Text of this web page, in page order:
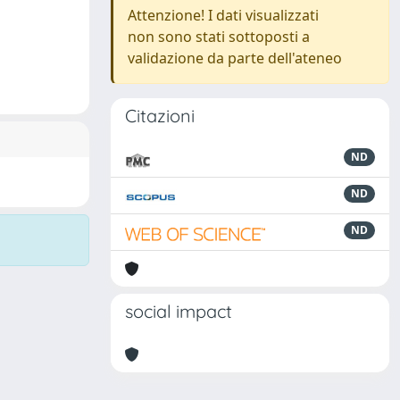
Attenzione! I dati visualizzati
non sono stati sottoposti a
validazione da parte dell'ateneo
Citazioni
ND
ND
ND
social impact